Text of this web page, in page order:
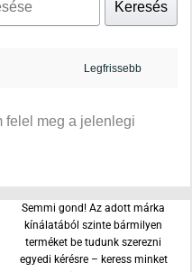
Keresés
felel meg a jelenlegi
Semmi gond! Az adott márka
kínálatából szinte bármilyen
terméket be tudunk szerezni
egyedi kérésre – keress minket